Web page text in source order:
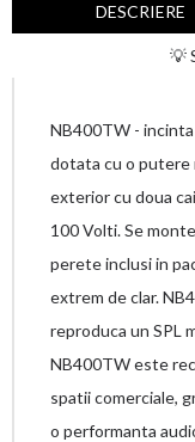
DESCRIERE
💡
NB400TW -
dotata cu o putere
exterior cu doua
100 Volti. Se
perete inclusi in
extrem de clar.
reproduca un SPL
NB400TW este
spatii comerciale,
o performanta